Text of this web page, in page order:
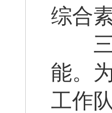
综合
三
能。
工作